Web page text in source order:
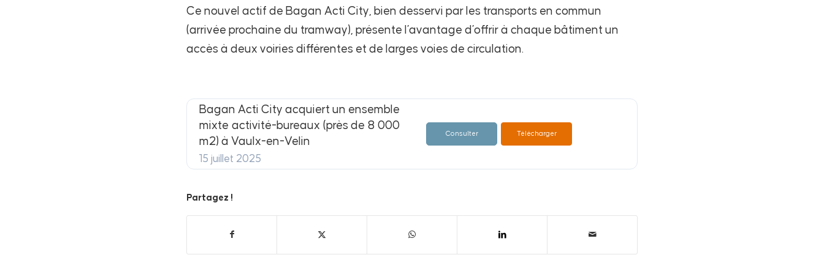
Ce nouvel actif de Bagan Acti City, bien desservi par les transports en commun
(arrivée prochaine du tramway), présente l’avantage d’offrir à chaque bâtiment un
accès à deux voiries différentes et de larges voies de circulation.
Bagan Acti City acquiert un ensemble
mixte activité-bureaux (près de 8 000
m2) à Vaulx-en-Velin
15 juillet 2025
Consulter Télécharger
Partagez !